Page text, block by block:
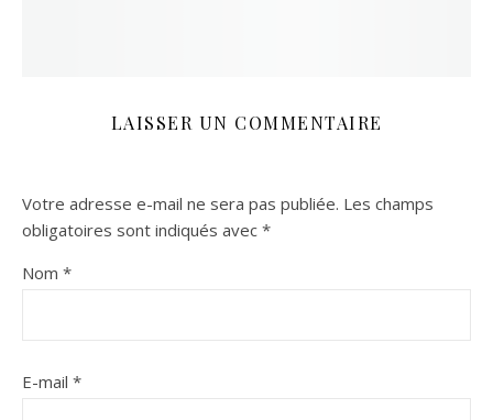
LAISSER UN COMMENTAIRE
Votre adresse e-mail ne sera pas publiée. Les champs
obligatoires sont indiqués avec *
Nom *
E-mail *